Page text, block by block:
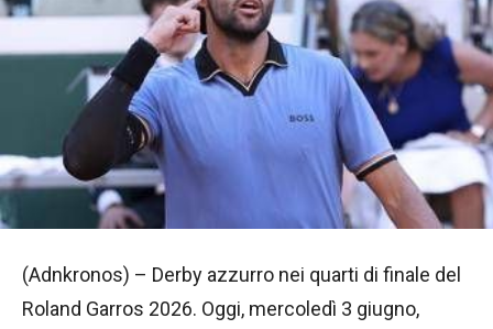
(Adnkronos) – Derby azzurro nei quarti di finale del
Roland Garros 2026. Oggi, mercoledì 3 giugno,